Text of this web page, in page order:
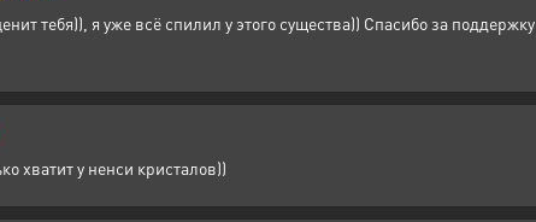
тебя)), я уже всё спилил у этого существа)) Спасибо за поддержку
хватит у ненси кристалов))